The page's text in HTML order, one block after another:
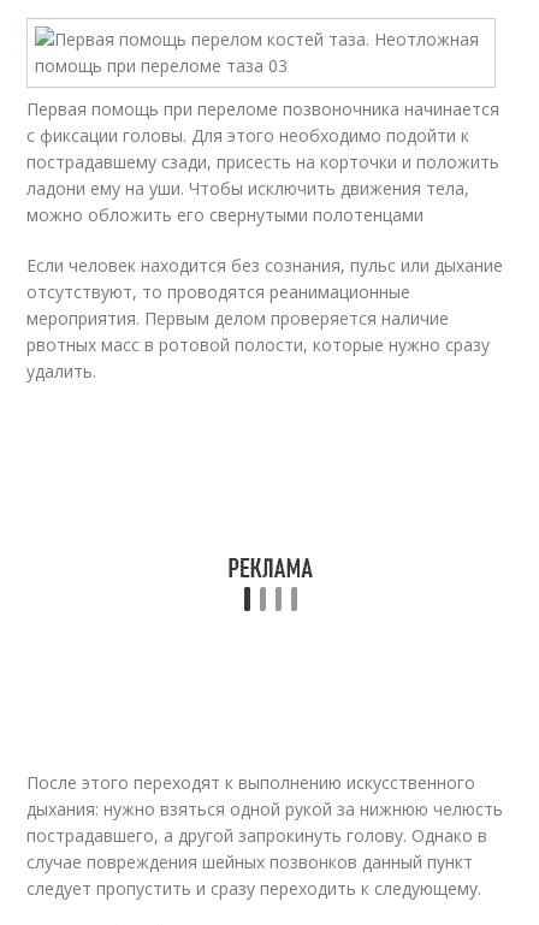
Первая помощь при переломе позвоночника начинается
с фиксации головы. Для этого необходимо подойти к
пострадавшему сзади, присесть на корточки и положить
ладони ему на уши. Чтобы исключить движения тела,
можно обложить его свернутыми полотенцами
Если человек находится без сознания, пульс или дыхание
отсутствуют, то проводятся реанимационные
мероприятия. Первым делом проверяется наличие
рвотных масс в ротовой полости, которые нужно сразу
удалить.
После этого переходят к выполнению искусственного
дыхания: нужно взяться одной рукой за нижнюю челюсть
пострадавшего, а другой запрокинуть голову. Однако в
случае повреждения шейных позвонков данный пункт
следует пропустить и сразу переходить к следующему.